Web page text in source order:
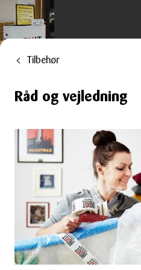
Tilbehør
Råd og vejledning
Container
Kontorhotel
Trailerudlejning
Tilbehør